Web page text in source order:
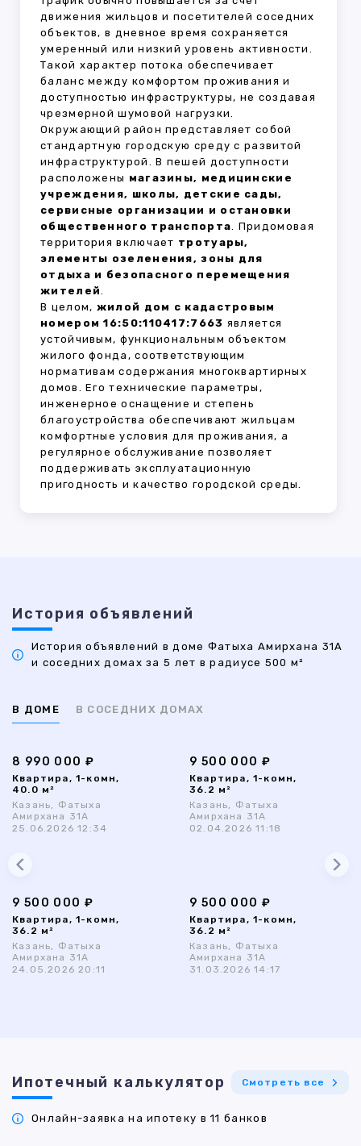
движения жильцов и посетителей соседних
объектов, в дневное время сохраняется
умеренный или низкий уровень активности.
Такой характер потока обеспечивает
баланс между комфортом проживания и
доступностью инфраструктуры, не создавая
чрезмерной шумовой нагрузки.
Окружающий район представляет собой
стандартную городскую среду с развитой
инфраструктурой. В пешей доступности
расположены магазины, медицинские
учреждения, школы, детские сады,
сервисные организации и остановки
общественного транспорта. Придомовая
территория включает тротуары,
элементы озеленения, зоны для
отдыха и безопасного перемещения
жителей.
В целом, жилой дом с кадастровым
номером 16:50:110417:7663 является
устойчивым, функциональным объектом
жилого фонда, соответствующим
нормативам содержания многоквартирных
домов. Его технические параметры,
инженерное оснащение и степень
благоустройства обеспечивают жильцам
комфортные условия для проживания, а
регулярное обслуживание позволяет
поддерживать эксплуатационную
пригодность и качество городской среды.
История объявлений
История объявлений в доме Фатыха Амирхана 31А
и соседних домах за 5 лет в радиусе 500 м²
В ДОМЕ В СОСЕДНИХ ДОМАХ
8 990 000 ₽
Квартира, 1-комн,
40.0 м²
Казань, Фатыха
Амирхана 31А
25.06.2026 12:34
9 500 000 ₽
Квартира, 1-комн,
36.2 м²
Казань, Фатыха
Амирхана 31А
02.04.2026 11:18
9 500 000 ₽
Квартира, 1-комн,
36.2 м²
Казань, Фатыха
Амирхана 31А
24.05.2026 20:11
9 500 000 ₽
Квартира, 1-комн,
36.2 м²
Казань, Фатыха
Амирхана 31А
31.03.2026 14:17
Ипотечный калькулятор Смотреть все
Онлайн-заявка на ипотеку в 11 банков